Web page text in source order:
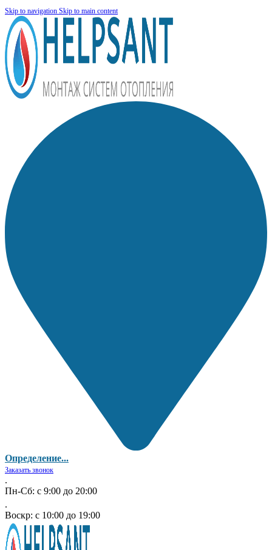
Skip to navigation Skip to main content
Определение...
Заказать звонок
.
Пн-Сб: с 9:00 до 20:00
.
Воскр: с 10:00 до 19:00